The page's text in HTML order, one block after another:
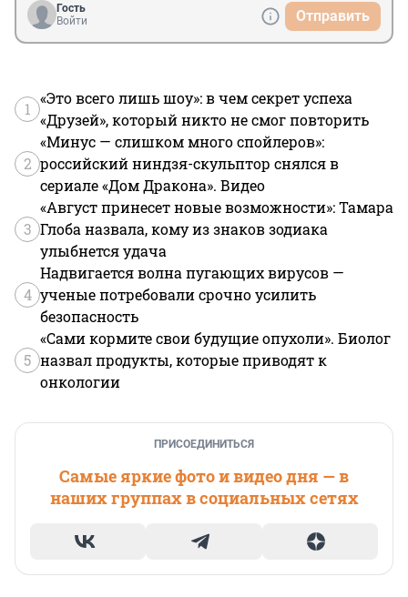
Гость
Войти
Отправить
1
«Это всего лишь шоу»: в чем секрет успеха
«Друзей», который никто не смог повторить
2
«Минус — слишком много спойлеров»:
российский ниндзя-скульптор снялся в
сериале «Дом Дракона». Видео
3
«Август принесет новые возможности»: Тамара
Глоба назвала, кому из знаков зодиака
улыбнется удача
4
Надвигается волна пугающих вирусов —
ученые потребовали срочно усилить
безопасность
5
«Сами кормите свои будущие опухоли». Биолог
назвал продукты, которые приводят к
онкологии
ПРИСОЕДИНИТЬСЯ
Самые яркие фото и видео дня — в
наших группах в социальных сетях